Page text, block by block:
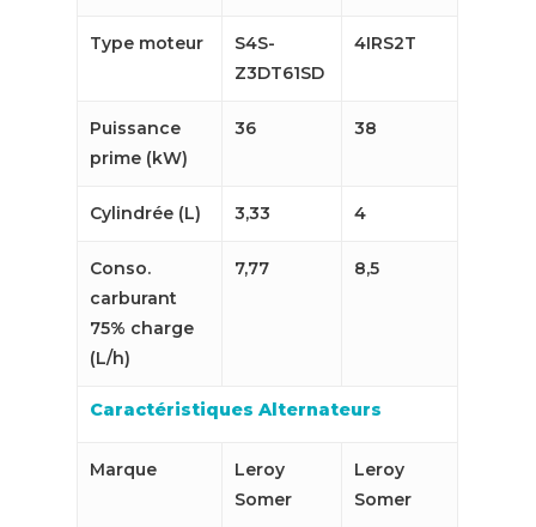
Type moteur
S4S-
Z3DT61SD
4IRS2T
Puissance
prime (kW)
36 38
Cylindrée (L) 3,33 4
Conso.
carburant
75% charge
(L/h)
7,77 8,5
Caractéristiques Alternateurs
Marque
Leroy
Somer
Leroy
Somer